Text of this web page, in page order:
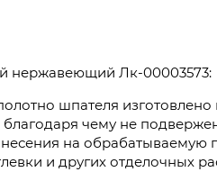
нержавеющий Лк-00003573:
шпателя
благодаря чему не
на обрабатываемую
и других отделочных